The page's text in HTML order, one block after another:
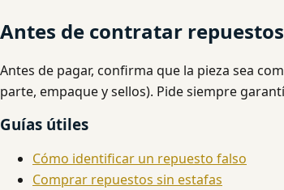
Antes de contratar
Antes de pagar, confirma que la pieza sea
parte, empaque y sellos). Pide siempre
Guías útiles
Cómo identificar un repuesto falso
Comprar repuestos sin estafas